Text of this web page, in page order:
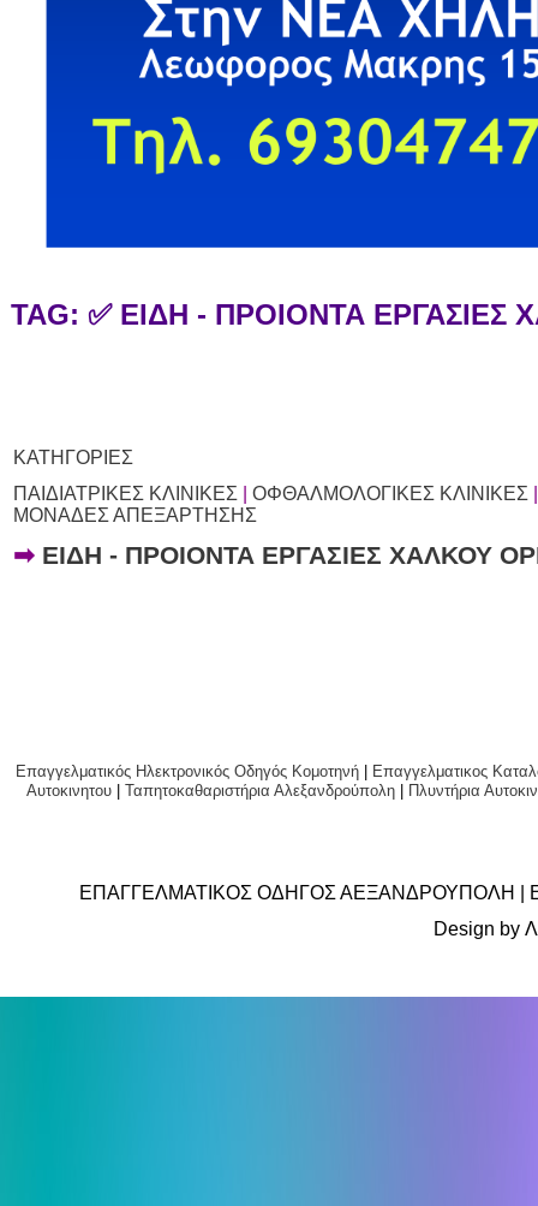
TAG: ✅ ΕΙΔΗ - ΠΡΟΙΟΝΤΑ
ΚΑΤΗΓΟΡΙΕΣ
ΠΑΙΔΙΑΤΡΙΚΕΣ ΚΛΙΝΙΚΕΣ
ΟΦΘΑΛΜΟΛΟΓΙΚΕΣ ΚΛΙΝΙΚΕΣ
ΜΟΝΑΔΕΣ ΑΠΕΞΑΡΤΗΣΗΣ
➡ ΕΙΔΗ - ΠΡΟΙΟΝΤΑ ΕΡΓΑΣΙΕΣ ΧΑΛΚΟΥ
ΕΠΑΓΓΕΛΜΑΤΙΚΟΣ ΟΔΗΓΟΣ ΑΕΞΑΝΔΡΟΥΠΟΛΗ
Design by
Επαγγελματικός Ηλεκτρονικός Οδηγός Κομοτηνή
Επαγγελματικος
Αυτοκινητου |Ταπητοκαθαριστήρια Αλεξανδρούπολη Πλυντήρια